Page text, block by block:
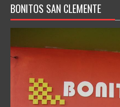
BONITOS SAN CLEMENTE